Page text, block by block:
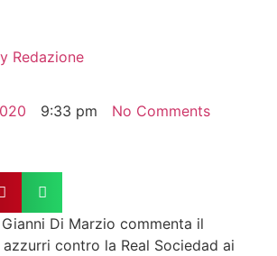
Redazione
9:33 pm
No Comments
Gianni Di Marzio commenta il
contro la Real Sociedad ai